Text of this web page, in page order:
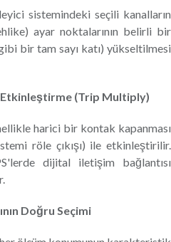
sistemindeki seçili kanalların
ayar noktalarının belirli bir
bir tam sayı katı) yükseltilmesi
Etkinleştirme (Trip Multiply)
harici bir kontak kapanması
röle çıkışı) ile etkinleştirilir.
dijital iletişim bağlantısı
Doğru Seçimi